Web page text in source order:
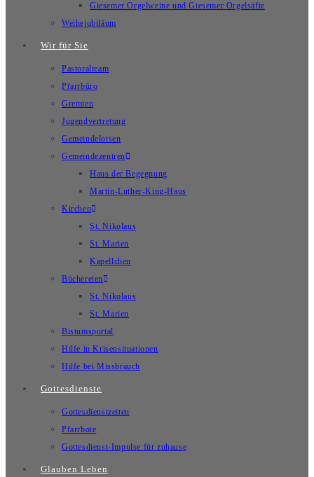
Giesemer Orgelweine und Giesemer Orgelsäfte
Weihejubiläum
Wir für Sie
Pastoralteam
Pfarrbüro
Gremien
Jugendvertretung
Gemeindelotsen
Gemeindezentren
Haus der Begegnung
Martin-Luther-King-Haus
Kirchen
St. Nikolaus
St. Marien
Kapellchen
Büchereien
St. Nikolaus
St. Marien
Bistumsportal
Hilfe in Krisensituationen
Hilfe bei Missbrauch
Gottesdienste
Gottesdienstzeiten
Pfarrbote
Gottesdienst-Impulse für zuhause
Glauben Leben